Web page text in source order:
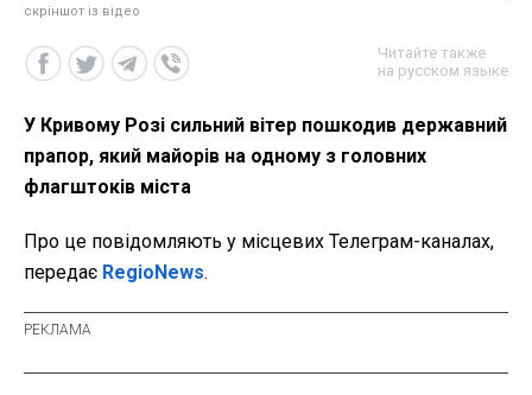
скріншот із відео
Читайте также
на русском языке
У Кривому Розі сильний вітер пошкодив державний
прапор, який майорів на одному з головних
флагштоків міста
Про це повідомляють у місцевих Телеграм-каналах,
передає RegioNews.